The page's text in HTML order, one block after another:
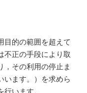
目的の範囲を超えて
不正の手段により取
，その利用の停止ま
います。）を求めら